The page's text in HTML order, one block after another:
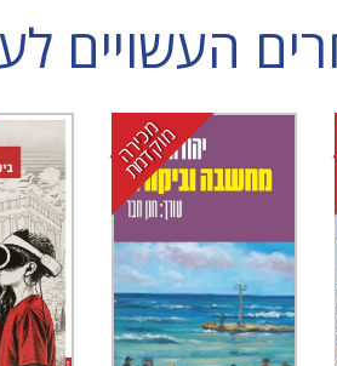
העשויים
מ
כ
י
ר
ה
מ
ו
ק
ד
מ
ת